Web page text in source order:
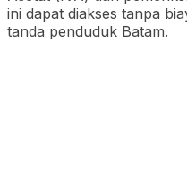
ini dapat diakses tanpa
tanda penduduk Batam.